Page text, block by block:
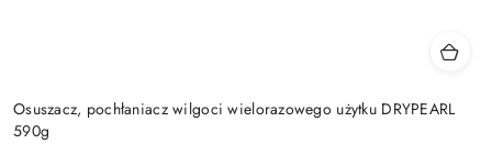
Osuszacz, pochłaniacz wilgoci wielorazowego użytku DRYPEARL
590g